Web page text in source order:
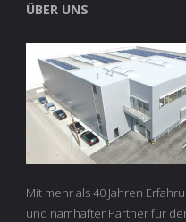
ÜBER UNS
Mit mehr als 40 Jahren
und namhafter Partner für